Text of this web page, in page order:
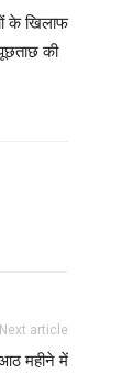
के खिलाफ
की
Next article
आठ महीने में